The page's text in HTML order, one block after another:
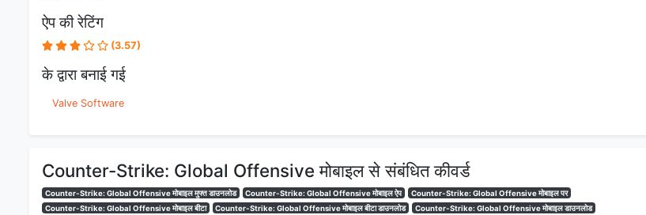
ऐप की रेटिंग
(3.57)
के द्वारा बनाई गई
Valve Software
Counter-Strike: Global Offensive मोबाइल से संबंधित कीवर्ड
Counter-Strike: Global Offensive मोबाइल मुफ्त डाउनलोड Counter-Strike: Global Offensive मोबाइल ऐप
Counter-Strike: Global Offensive मोबाइल पर
Counter-Strike: Global Offensive मोबाइल बीटा
Counter-Strike: Global Offensive मोबाइल बीटा डाउनलोड
Counter-Strike: Global Offensive मोबाइल डाउनलोड